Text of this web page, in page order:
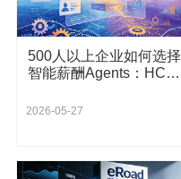
500人以上企业如何选择
智能薪酬Agents：HCM
管理实战
2026-05-27